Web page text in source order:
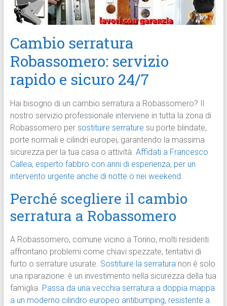
Cambio serratura
Robassomero: servizio
rapido e sicuro 24/7
Hai bisogno di un cambio serratura a Robassomero? Il
nostro servizio professionale interviene in tutta la zona di
Robassomero per sostituire serrature su porte blindate,
porte normali e cilindri europei, garantendo la massima
sicurezza per la tua casa o attività. Affidati a Francesco
Callea, esperto fabbro con anni di esperienza, per un
intervento urgente anche di notte o nei weekend.
Perché scegliere il cambio
serratura a Robassomero
A Robassomero, comune vicino a Torino, molti residenti
affrontano problemi come chiavi spezzate, tentativi di
furto o serrature usurate. Sostituire la serraturanon è solo
una riparazione: è un investimento nella sicurezza della tua
famiglia. Passa da una vecchia serratura a doppia mappa
a un moderno cilindro europeo antibumping, resistente a